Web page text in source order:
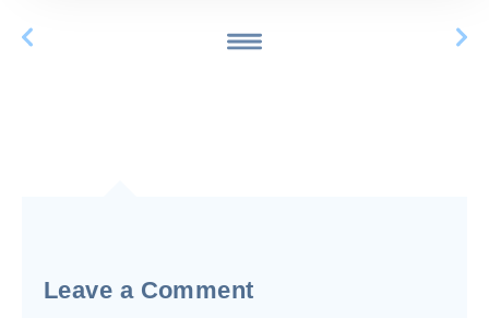
Leave a Comment